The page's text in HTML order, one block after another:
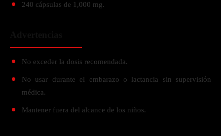
240 cápsulas de 1,000 mg.
No exceder la dosis recomendada.
No usar durante el embarazo o lactancia sin supervisión
médica.
Mantener fuera del alcance de los niños.